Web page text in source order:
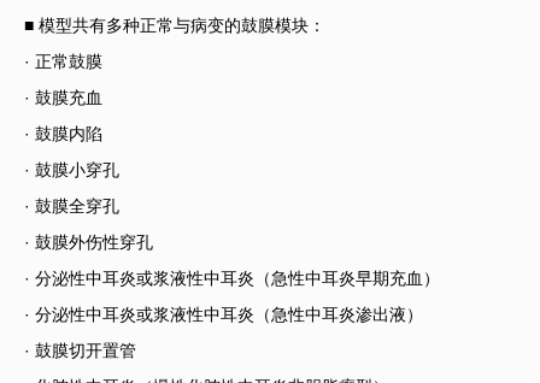
■ 模型共有多种正常与病变的鼓膜模块：
· 正常鼓膜
· 鼓膜充血
· 鼓膜内陷
· 鼓膜小穿孔
· 鼓膜全穿孔
· 鼓膜外伤性穿孔
· 分泌性中耳炎或浆液性中耳炎（急性中耳炎早期充血）
· 分泌性中耳炎或浆液性中耳炎（急性中耳炎渗出液）
· 鼓膜切开置管